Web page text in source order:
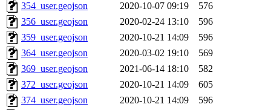
354_user.geojson
2020-10-07 09:19
576
356_user.geojson
2020-02-24 13:10
596
359_user.geojson
2020-10-21 14:09
596
364_user.geojson
2020-03-02 19:10
569
369_user.geojson
2021-06-14 18:10
582
372_user.geojson
2020-10-21 14:09
605
374_user.geojson
2020-10-21 14:09
596